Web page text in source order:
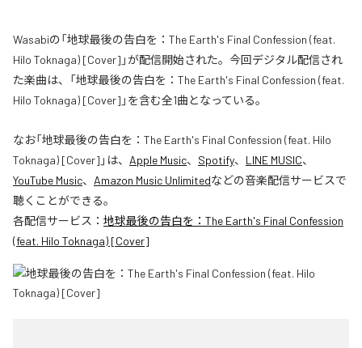
Wasabiの「地球最後の告白を：The Earth's Final Confession (feat.
Hilo Toknaga) [Cover]」が配信開始された。今回デジタル配信され
た楽曲は、「地球最後の告白を：The Earth's Final Confession (feat.
Hilo Toknaga) [Cover]」を含む全1曲となっている。
なお「地球最後の告白を：The Earth's Final Confession (feat. Hilo
Toknaga) [Cover] 」は、 Apple Music、 Spotify、 LINE MUSIC、
YouTube Music、 Amazon Music Unlimitedなどの音楽配信サービスで
聴くことができる。
各配信サービス： 地球最後の告白を：The Earth's Final Confession
(feat. Hilo Toknaga) [Cover]